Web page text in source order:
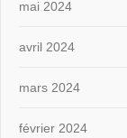
mai 2024
avril 2024
mars 2024
février 2024